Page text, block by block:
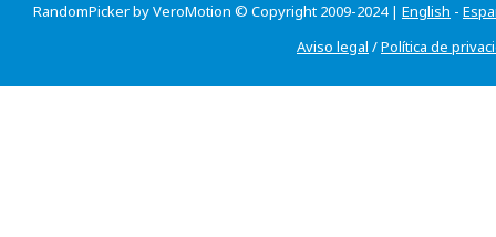
RandomPicker by VeroMotion © Copyright 2009-2024 | English -
Aviso legal /Política de